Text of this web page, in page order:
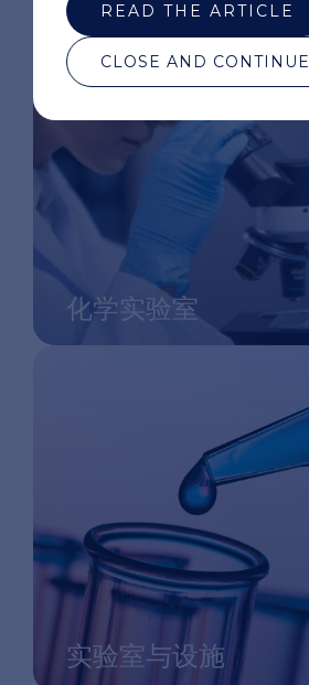
READ THE ARTICLE
CLOSE AND CONTINUE
化学实验室
实验室与设施